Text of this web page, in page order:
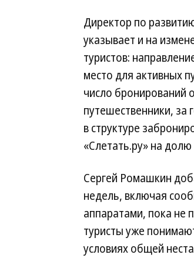
Директор по
указывает и на
туристов:
место для активных
число бронирований
путешественники,
в структуре
«Слетать.ру» на
Сергей Ромашкин
недель, включая
аппаратами, пока не
туристы уже
условиях общей